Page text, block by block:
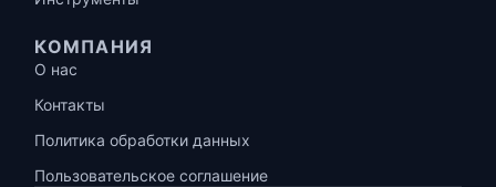
КОМПАНИЯ
О нас
Контакты
Политика обработки данных
Пользовательское соглашение